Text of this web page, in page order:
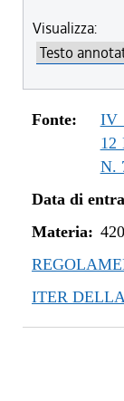
dal 01/01/
dal 10/08/
dal 11/07/
dal 01/05/
dal 08/11/
dal 29/03/
dal 27/07/
dal 13/04/
dal 23/02/
Visualizza:
Fonte:
IV
12
N.
Data di
Materia:
ITER